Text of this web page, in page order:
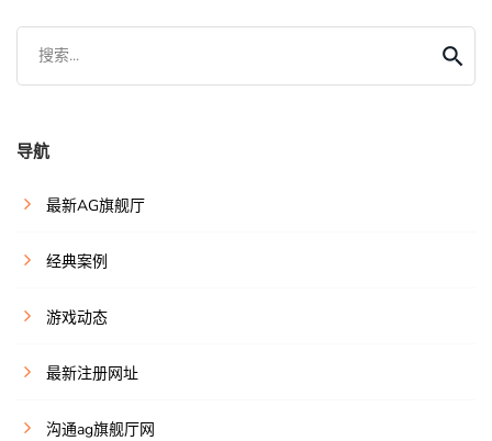
搜索...
导航
最新AG旗舰厅
经典案例
游戏动态
最新注册网址
沟通ag旗舰厅网